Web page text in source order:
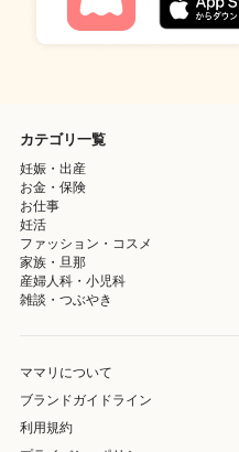
カテゴリ一覧
妊娠・出産
お金・保険
お仕事
妊活
ファッション・コスメ
家族・旦那
産婦人科・小児科
雑談・つぶやき
ママリについて
ブランドガイドライン
利用規約